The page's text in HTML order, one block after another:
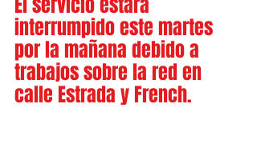
interrumpido este martes
por la mañana debido a
trabajos sobre la red en
calle Estrada y French.